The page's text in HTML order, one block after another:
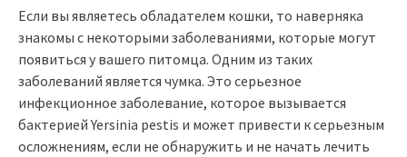
Если вы являетесь обладателем кошки, то наверняка
знакомы с некоторыми заболеваниями, которые могут
появиться у вашего питомца. Одним из таких
заболеваний является чумка. Это серьезное
инфекционное заболевание, которое вызывается
бактерией Yersinia pestis и может привести к серьезным
осложнениям, если не обнаружить и не начать лечить